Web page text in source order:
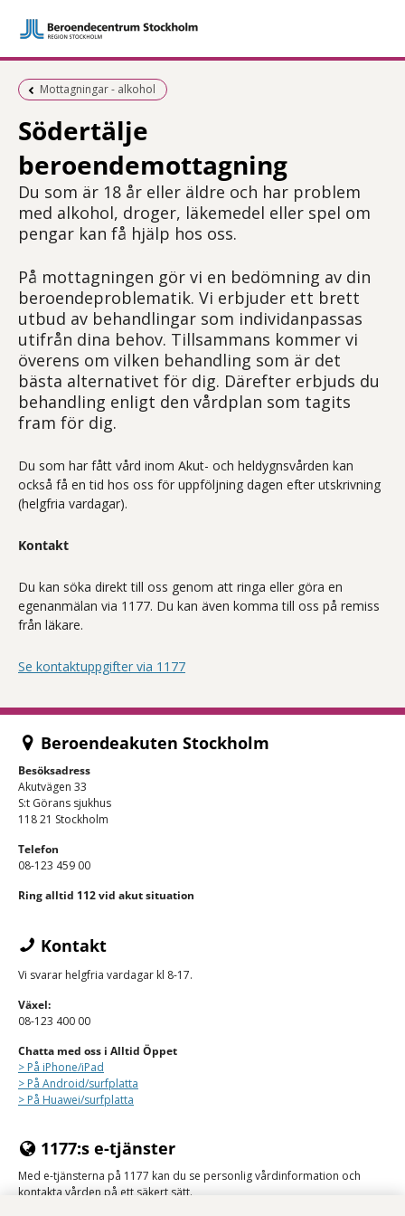
Föregående sida:
Mottagningar - alkohol
Södertälje
beroendemottagning
Du som är 18 år eller äldre och har problem
med alkohol, droger, läkemedel eller spel om
pengar kan få hjälp hos oss.
På mottagningen gör vi en bedömning av din
beroendeproblematik. Vi erbjuder ett brett
utbud av behandlingar som individanpassas
utifrån dina behov. Tillsammans kommer vi
överens om vilken behandling som är det
bästa alternativet för dig. Därefter erbjuds du
behandling enligt den vårdplan som tagits
fram för dig.
Du som har fått vård inom Akut- och heldygnsvården kan
också få en tid hos oss för uppföljning dagen efter utskrivning
(helgfria vardagar).
Kontakt
Du kan söka direkt till oss genom att ringa eller göra en
egenanmälan via 1177. Du kan även komma till oss på remiss
från läkare.
Se kontaktuppgifter via 1177
Beroendeakuten Stockholm
Besöksadress
Akutvägen 33
S:t Görans sjukhus
118 21 Stockholm
Telefon
08-123 459 00
Ring alltid 112 vid akut situation
Kontakt
Vi svarar helgfria vardagar kl 8-17.
Växel:
08-123 400 00
Chatta med oss i Alltid Öppet
> På iPhone/iPad
> På Android/surfplatta
> På Huawei/surfplatta
1177:s e-tjänster
Med e-tjänsterna på 1177 kan du se personlig vårdinformation och
kontakta vården på ett säkert sätt.